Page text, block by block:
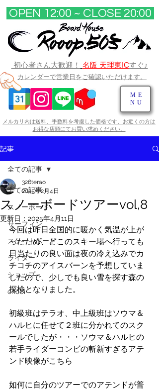
OPEN 12:00 ~ CLOSE 20:00​
ME
NU
初心者さん大歓迎！ 名阪 天理東ICすぐ♪
メルカリ内は送料、手数料を考慮した価格です、お近くの方は
お得な店頭にてお買い求めください。​
カレンダーで営業日をご確認いただけます。
記事
全ての記事
スノーボード
サーフィン
スケートボード
ライダー
ショップ
chobi
全ての記事
スノーボードツアーvol,8
326terao
2025年2月4日
更新日： 2025年4月11日
今回は昨日全国的に暖かく気温が上が
ったため、どこのスキー場へ行っても
日当たりの良い面は夜の冷え込みでカ
チコチのアイスバーンを予想していま
したので、少しでも良い雪を探す森の
探検となりました。
初級班はテラオ、中上級班はソウマ＆
ハルヒに任せて２班に分かれてのスク
ールでしたが・・・ソウマ＆ハルヒの
若手ライダーコンビの斬新すぎるアテ
ンド映像がこちら
如何に自分のツアーでのアテンドが普